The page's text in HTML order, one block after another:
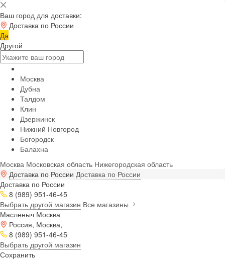
Ваш город для доставки:
Доставка по России
Да
Другой
Москва
Дубна
Талдом
Клин
Дзержинск
Нижний Новгород
Богородск
Балахна
Москва Московская область Нижегородская область
Доставка по России Доставка по России
Доставка по России
8 (989) 951-46-45
Выбрать другой магазин Все магазины
Масленыч Москва
Россия, Москва,
8 (989) 951-46-45
Выбрать другой магазин
Сохранить